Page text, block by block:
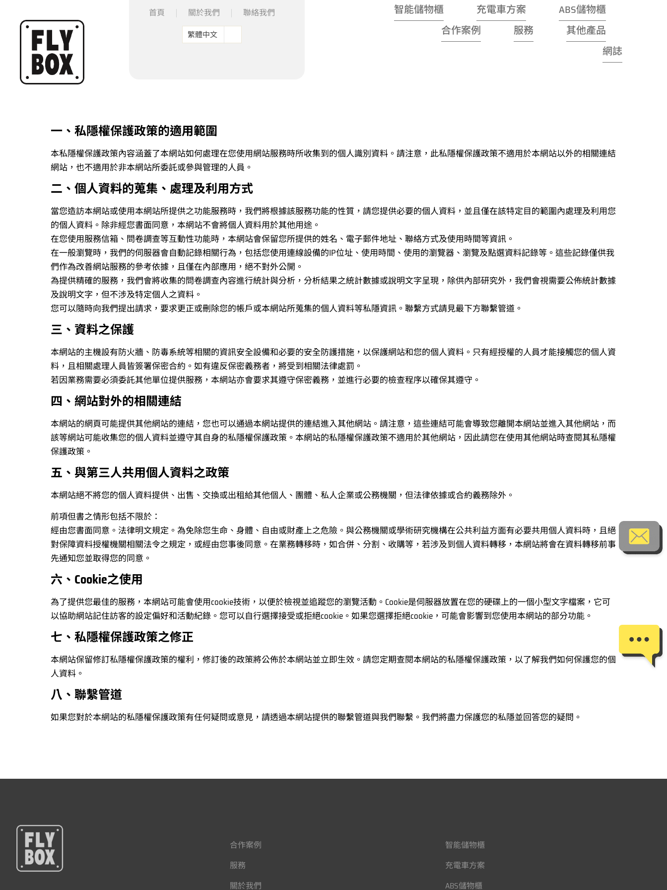
首頁 關於我們 聯絡我們
繁體中文
智能儲物櫃 充電車方案
ABS儲物櫃
合作案例
服務
其他產品
網誌
一、私隱權保護政策的適用範圍
本私隱權保護政策內容涵蓋了本網站如何處理在您使用網站服務時所收集到的個人識別資料。請注意，此私隱權保護政策不適用於本網站以外的相關連結
網站，也不適用於非本網站所委託或參與管理的人員。
二、個人資料的蒐集、處理及利用方式
當您造訪本網站或使用本網站所提供之功能服務時，我們將根據該服務功能的性質，請您提供必要的個人資料，並且僅在該特定目的範圍內處理及利用您
的個人資料。除非經您書面同意，本網站不會將個人資料用於其他用途。
在您使用服務信箱、問卷調查等互動性功能時，本網站會保留您所提供的姓名、電子郵件地址、聯絡方式及使用時間等資訊。
在一般瀏覽時，我們的伺服器會自動記錄相關行為，包括您使用連線設備的IP位址、使用時間、使用的瀏覽器、瀏覽及點選資料記錄等。這些記錄僅供我
們作為改善網站服務的參考依據，且僅在內部應用，絕不對外公開。
為提供精確的服務，我們會將收集的問卷調查內容進行統計與分析，分析結果之統計數據或說明文字呈現，除供內部研究外，我們會視需要公佈統計數據
及說明文字，但不涉及特定個人之資料。
您可以隨時向我們提出請求，要求更正或刪除您的帳戶或本網站所蒐集的個人資料等私隱資訊。聯繫方式請見最下方聯繫管道。
三、資料之保護
本網站的主機設有防火牆、防毒系統等相關的資訊安全設備和必要的安全防護措施，以保護網站和您的個人資料。只有經授權的人員才能接觸您的個人資
料，且相關處理人員皆簽署保密合約。如有違反保密義務者，將受到相關法律處罰。
若因業務需要必須委託其他單位提供服務，本網站亦會要求其遵守保密義務，並進行必要的檢查程序以確保其遵守。
四、網站對外的相關連結
本網站的網頁可能提供其他網站的連結，您也可以通過本網站提供的連結進入其他網站。請注意，這些連結可能會導致您離開本網站並進入其他網站，而
該等網站可能收集您的個人資料並遵守其自身的私隱權保護政策。本網站的私隱權保護政策不適用於其他網站，因此請您在使用其他網站時查閱其私隱權
保護政策。
五、與第三人共用個人資料之政策
本網站絕不將您的個人資料提供、出售、交換或出租給其他個人、團體、私人企業或公務機關，但法律依據或合約義務除外。
前項但書之情形包括不限於：
經由您書面同意。法律明文規定。為免除您生命、身體、自由或財產上之危險。與公務機關或學術研究機構在公共利益方面有必要共用個人資料時，且絕
對保障資料授權機關相關法令之規定，或經由您事後同意。在業務轉移時，如合併、分割、收購等，若涉及到個人資料轉移，本網站將會在資料轉移前事
先通知您並取得您的同意。
六、Cookie之使用
為了提供您最佳的服務，本網站可能會使用cookie技術，以便於檢視並追蹤您的瀏覽活動。Cookie是伺服器放置在您的硬碟上的一個小型文字檔案，它可
以協助網站記住訪客的設定偏好和活動紀錄。您可以自行選擇接受或拒絕cookie。如果您選擇拒絕cookie，可能會影響到您使用本網站的部分功能。
七、私隱權保護政策之修正
本網站保留修訂私隱權保護政策的權利，修訂後的政策將公佈於本網站並立即生效。請您定期查閱本網站的私隱權保護政策，以了解我們如何保護您的個
人資料。
八、聯繫管道
如果您對於本網站的私隱權保護政策有任何疑問或意見，請透過本網站提供的聯繫管道與我們聯繫。我們將盡力保護您的私隱並回答您的疑問。
合作案例
服務
關於我們
智能儲物櫃
充電車方案
ABS儲物櫃